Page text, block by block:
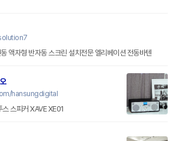
액자형 반자동 스크린 설치전문 엘리베이션 전동바텐
hansungdigital
스피커 XAVE XE01